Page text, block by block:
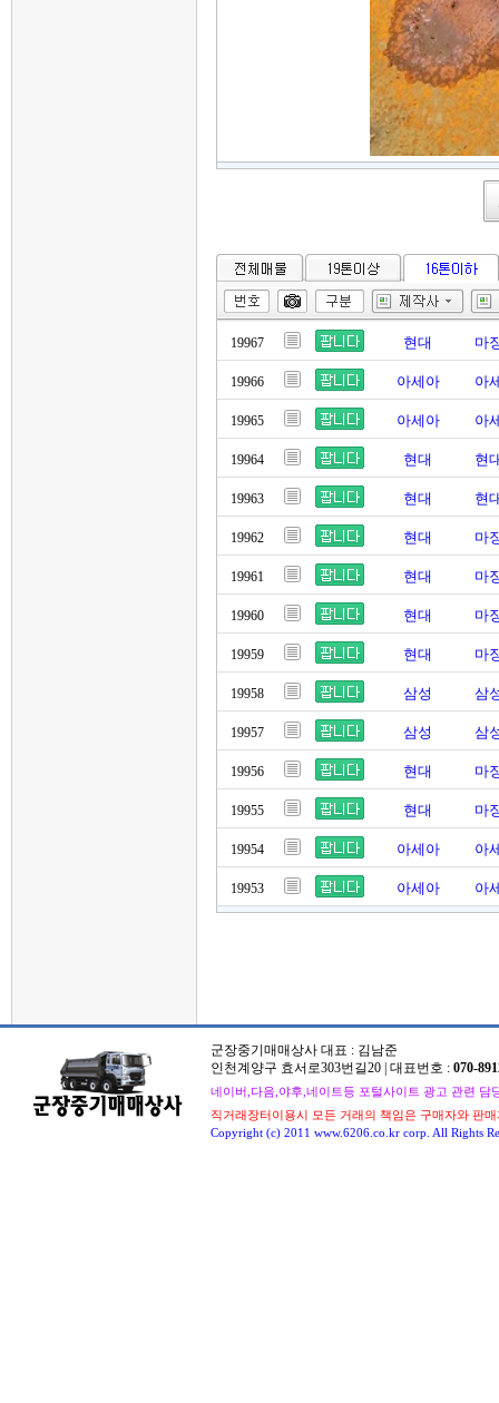
19967 현대 마
19966 아세아 아
19965 아세아 아
19964 현대 현
19963 현대 현
19962 현대 마
19961 현대 마
19960 현대 마
19959 현대 마
19958 삼성 삼
19957 삼성 삼
19956 현대 마
19955 현대 마
19954 아세아 아
19953 아세아 아
군장중기매매상사 대표 : 김남준
인천계양구 효서로303번길20 | 대표번호 : 070-
네이버,다음,야후,네이트등 포털사이트 광고 관련 담
직거래장터이용시 모든 거래의 책임은 구매자와 판
Copyright (c) 2011 www.6206.co.kr corp. All Rights